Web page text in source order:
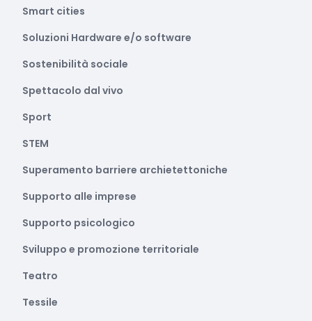
Smart cities
Soluzioni Hardware e/o software
Sostenibilità sociale
Spettacolo dal vivo
Sport
STEM
Superamento barriere archietettoniche
Supporto alle imprese
Supporto psicologico
Sviluppo e promozione territoriale
Teatro
Tessile